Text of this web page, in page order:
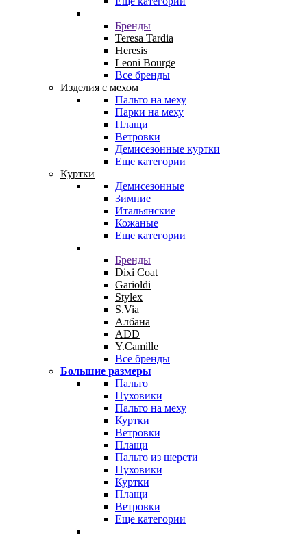
Бренды
Teresa Tardia
Heresis
Leoni Bourge
Все бренды
Изделия с мехом
Пальто на меху
Парки на меху
Плащи
Ветровки
Демисезонные куртки
Еще категории
Куртки
Демисезонные
Зимние
Итальянские
Кожаные
Еще категории
Бренды
Dixi Coat
Garioldi
Stylex
S.Via
Албана
ADD
Y.Camille
Все бренды
Большие размеры
Пальто
Пуховики
Пальто на меху
Куртки
Ветровки
Плащи
Пальто из шерсти
Пуховики
Куртки
Плащи
Ветровки
Еще категории